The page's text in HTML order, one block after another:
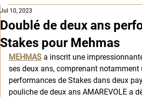
Doublé de deux ans
Stakes pour Mehmas
Jul 10, 2023
MEHMAS a inscrit une
ses deux ans, comprenant notamment
performances de Stakes dans deux
pouliche de deux ans AMAREVOLE a